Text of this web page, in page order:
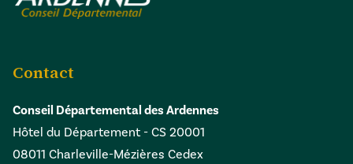
Contact
Conseil Départemental des Ardennes
Hôtel du Département - CS 20001
08011 Charleville-Mézières Cedex